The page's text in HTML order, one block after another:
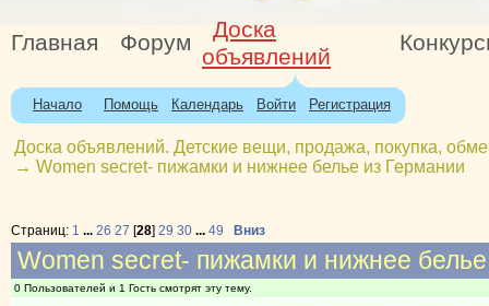
Главная Форум
Доска
объявлений
Начало Помощь Календарь Войти Регистрация
Доска объявлений. Детские вещи, продажа, покупка,
→ Women secret- пижамки и нижнее белье из Германии
Страниц: 1 ... 26 27 [28] 29 30 ... 49 Вниз
Women secret- пижамки и нижнее
0 Пользователей и 1 Гость смотрят эту тему.